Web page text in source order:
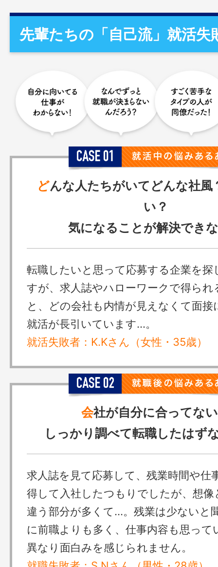
先輩たちの「自己流」就活失
どんな人たちがいてどんな社風
い？
気になることが解決でき
転職したいと思って応募する企業を探
すが、求人誌やハローワークで得られ
と、どの会社も内情が見えなくて面接
就活が長引いています…。
就活失敗者：K.Kさん（女性・35歳）
会社が自分に合ってな
しっかり調べて転職したはず
求人誌を見て応募して、残業時間や仕
得して入社したつもりでしたが、想像
違う部分が多くて…。残業は少ないと
に前職よりも多く、仕事内容も思って
異なり面白みを感じられません。